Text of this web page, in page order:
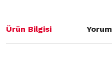
Ürün Bilgisi